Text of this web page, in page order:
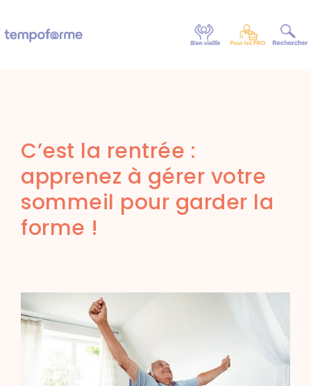
C’est la rentrée :
apprenez à gérer votre
sommeil pour garder la
forme !